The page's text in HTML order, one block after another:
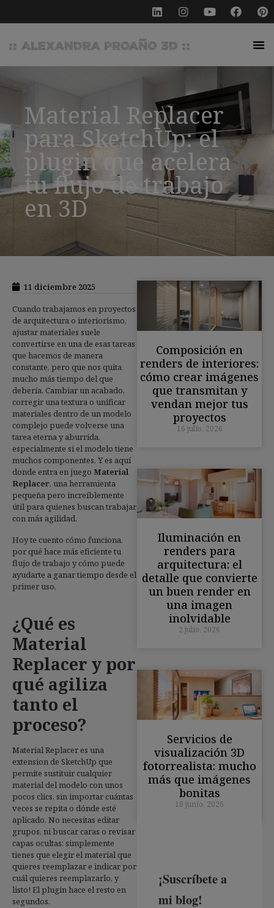
Material Replacer
para SketchUp: el
plugin que acelera
tu flujo de trabajo
en 3D
11 diciembre 2025
Cuando trabajamos en proyectos
de arquitectura o interiorismo,
ajustar materiales suele
convertirse en una de esas tareas
que hacemos de manera
constante, pero que nos quita
mucho más tiempo del que
debería. Cambiar un acabado,
corregir una textura o unificar
materiales dentro de un modelo
complejo puede volverse una
tarea eterna y aburrida,
especialmente si el modelo tiene
muchos componentes. Y es aquí
donde entra en juego Material
Replacer, una herramienta
pequeña pero increíblemente
útil para quienes buscan trabajar
con más agilidad.
Hoy te cuento cómo funciona,
por qué hace más eficiente tu
flujo de trabajo y cómo puede
ayudarte a ganar tiempo desde el
primer uso.
¿Qué es
Material
Replacer y por
qué agiliza
tanto el
proceso?
Material Replacer es una
extension de SketchUp que
permite sustituir cualquier
material del modelo con unos
pocos clics, sin importar cuántas
veces se repita o dónde esté
aplicado. No necesitas editar
grupos, ni buscar caras o revisar
capas ocultas: simplemente
tienes que elegir el material que
quieres reemplazar e indicar por
cuál quieres reemplazarlo, y
listo! El plugin hace el resto en
segundos.
Composición en
renders de interiores:
cómo crear imágenes
que transmitan y
vendan mejor tus
proyectos
16 julio, 2026
Iluminación en
renders para
arquitectura: el
detalle que convierte
un buen render en
una imagen
inolvidable
2 julio, 2026
Servicios de
visualización 3D
fotorrealista: mucho
más que imágenes
bonitas
18 junio, 2026